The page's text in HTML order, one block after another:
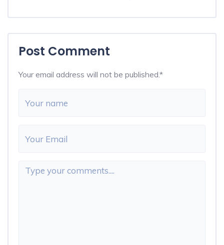
Post Comment
Your email address will not be published.*